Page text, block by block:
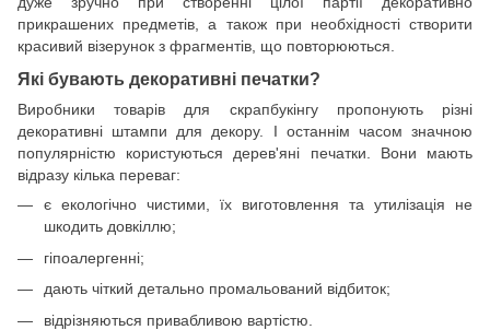
прикрашених предметів, а також при необхідності створити
красивий візерунок з фрагментів, що повторюються.
Які бувають декоративні печатки?
Виробники товарів для скрапбукінгу пропонують різні
декоративні штампи для декору. І останнім часом значною
популярністю користуються дерев'яні печатки. Вони мають
відразу кілька переваг:
є екологічно чистими, їх виготовлення та утилізація не
шкодить довкіллю;
гіпоалергенні;
дають чіткий детально промальований відбиток;
відрізняються привабливою вартістю.